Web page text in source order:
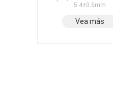
5.4±0.5mm
Vea más